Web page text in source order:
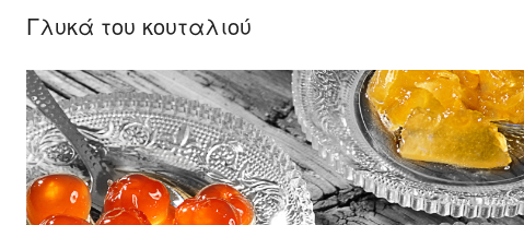
Γλυκά του κουταλιού